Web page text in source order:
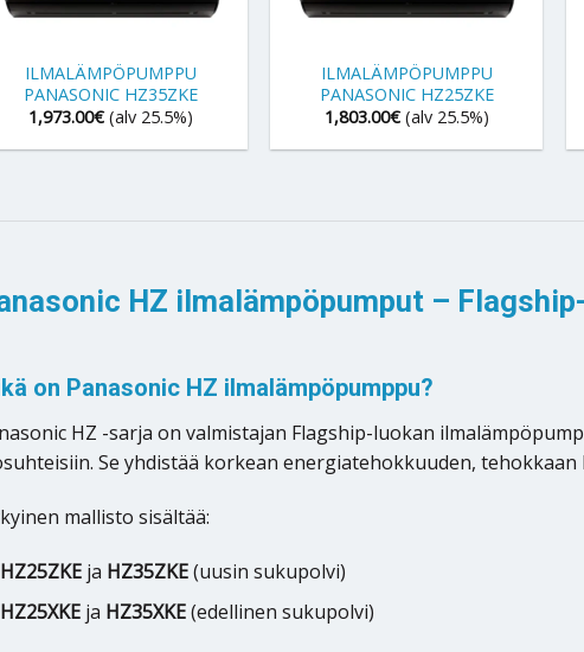
ILMALÄMPÖPUMPPU
PANASONIC HZ35ZKE
1,973.00€ (alv 25.5%)
ILMALÄMPÖPUMPPU
PANASONIC HZ25ZKE
1,803.00€ (alv 25.5%)
HZ ilmalämpöpumput –
on Panasonic HZ ilmalämpöpumppu?
HZ -sarja on valmistajan Flagship-luokan
Se yhdistää korkean energiatehokkuuden,
mallisto sisältää:
HZ25ZKEja HZ35ZKE(uusin sukupolvi)
HZ25XKEja HZ35XKE(edellinen sukupolvi)